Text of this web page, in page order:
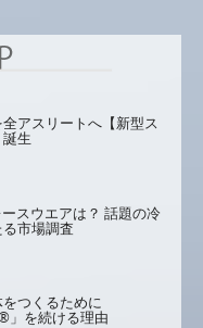
アスリートへ【新型ス
誕生
スウエアは？ 話題の冷
市場調査
つくるために
」を続ける理由